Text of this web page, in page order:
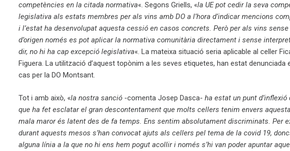
competències en la citada normativa«. Segons Griells, «la UE pot cedir la seva
legislativa als estats membres per als vins amb DO a l’hora d’indicar mencions
i l’estat ha desenvolupat aquesta cessió en casos concrets. Però per als vins
d’origen només es pot aplicar la normativa comunitària directament i sense
dir, no hi ha cap excepció legislativa«. La mateixa situació seria aplicable al celler
Figuera. La utilització d’aquest topònim a les seves etiquetes, han estat denunciada
cas per la DO Montsant.
Tot i amb això, «la nostra sanció -comenta Josep Dasca- ha estat un punt
que ha fet esclatar el gran descontentament que molts cellers tenim envers
mala maror és latent des de fa temps. Ens sentim absolutament discriminats. Per
durant aquests mesos s’han convocat ajuts als cellers pel tema de la covid 19,
alguna línia a la que no hi ens hem pogut acollir i només s’hi van poder apuntar